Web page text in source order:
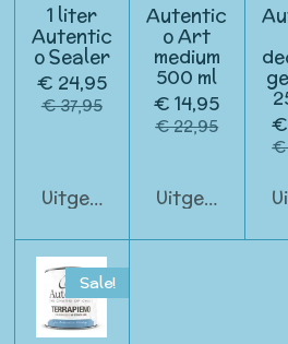
1 liter
Autentic
o Sealer
€ 24,95
€ 37,95
Uitgeschakeld
Autentic
o Art
medium
500 ml
€ 14,95
€ 22,95
Uitgeschakeld
€
Sale!